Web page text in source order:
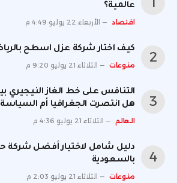
عالمية؟
اقتصاد الأربعاء 22 يوليو 4:49 م
كيف اختار شركة عزل اسطح
منوعات الثلاثاء 21 يوليو 9:20 م
التنافس على خط الغاز النيجيري
هل انتصرت الجغرافيا أم
العالم الثلاثاء 21 يوليو 4:36 م
دليل شامل لاختيار أفضل شركة
بالسعودية
منوعات الثلاثاء 21 يوليو 2:03 م